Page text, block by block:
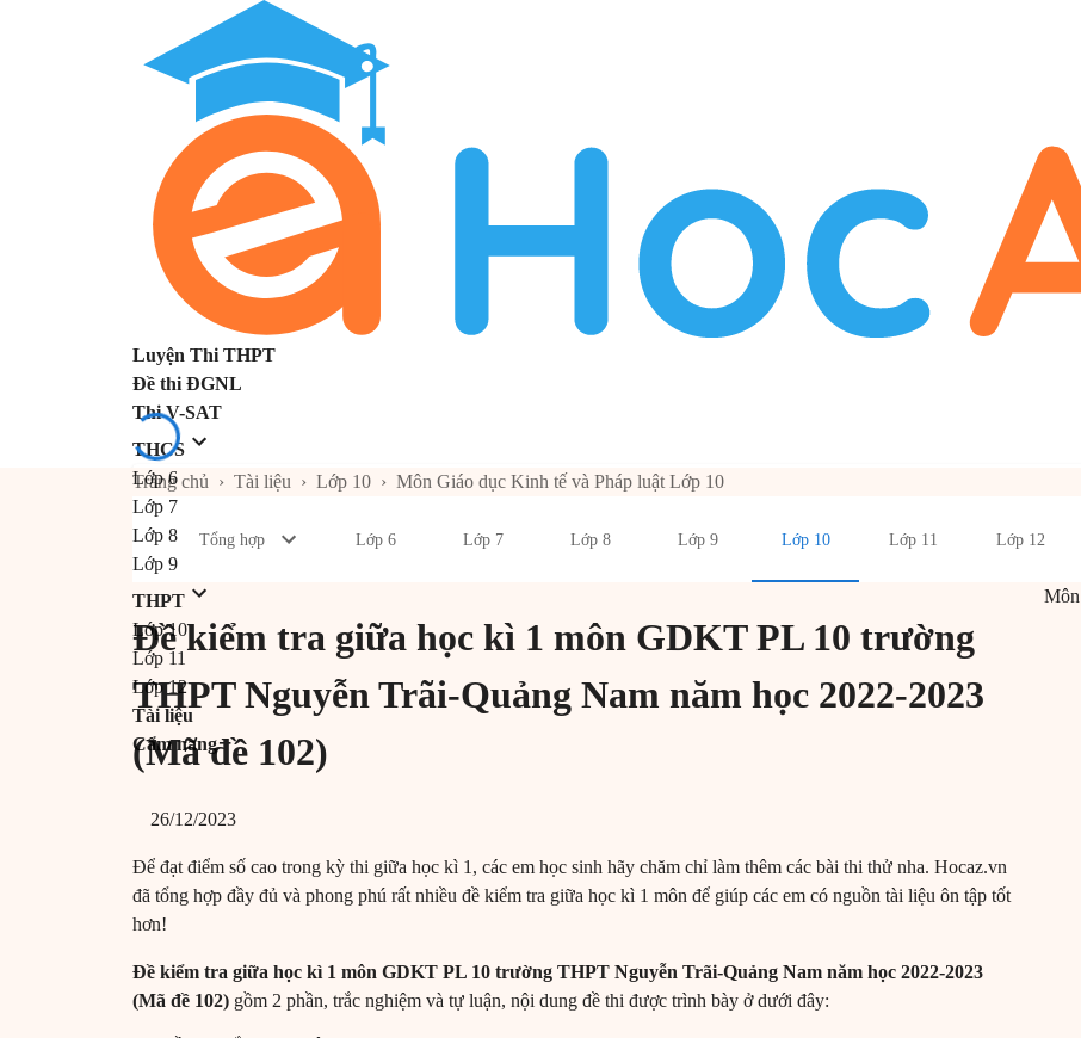
Luyện Thi THPT
Đề thi ĐGNL
Thi V-SAT
THCS
Lớp 6
Lớp 7
Lớp 8
Lớp 9
THPT
Lớp 10
Lớp 11
Lớp 12
Tài liệu
Cẩm nang
Trang chủ › Tài liệu › Lớp 10 › Môn Giáo dục Kinh tế và Pháp luật Lớp 10
Tổng hợp Lớp 6 Lớp 7 Lớp 8 Lớp 9 Lớp 10 Lớp 11 Lớp 12
Đề kiểm tra giữa học kì 1 môn GDKT PL 10 trường
THPT Nguyễn Trãi-Quảng Nam năm học 2022-2023
(Mã đề 102)
26/12/2023
Để đạt điểm số cao trong kỳ thi giữa học kì 1, các em học sinh hãy chăm chỉ làm thêm các bài thi thử nha. Hocaz.vn
đã tổng hợp đầy đủ và phong phú rất nhiều đề kiểm tra giữa học kì 1 môn để giúp các em có nguồn tài liệu ôn tập tốt
hơn!
Đề kiểm tra giữa học kì 1 môn GDKT PL 10 trường THPT Nguyễn Trãi-Quảng Nam năm học 2022-2023
(Mã đề 102) gồm 2 phần, trắc nghiệm và tự luận, nội dung đề thi được trình bày ở dưới đây:
Môn